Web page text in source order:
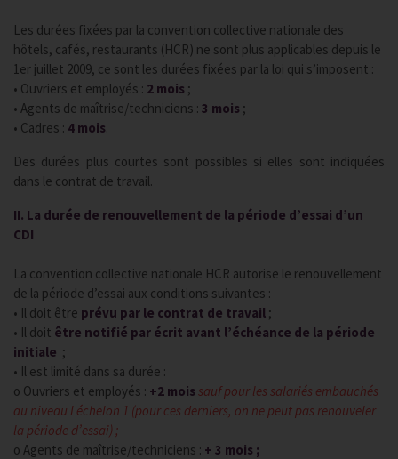
Les durées fixées par la convention collective nationale des
hôtels, cafés, restaurants (HCR) ne sont plus applicables depuis le
1er juillet 2009, ce sont les durées fixées par la loi qui s’imposent :
• Ouvriers et employés : 2 mois ;
• Agents de maîtrise/techniciens : 3 mois ;
• Cadres : 4 mois.
Des durées plus courtes sont possibles si elles sont indiquées
dans le contrat de travail.
II. La durée de renouvellement de la période d’essai d’un
CDI
La convention collective nationale HCR autorise le renouvellement
de la période d’essai aux conditions suivantes :
• Il doit être prévu par le contrat de travail ;
• Il doit être notifié par écrit avant l’échéance de la période
initiale ;
• Il est limité dans sa durée :
o Ouvriers et employés : +2 mois sauf pour les salariés embauchés
au niveau I échelon 1 (pour ces derniers, on ne peut pas renouveler
la période d’essai) ;
o Agents de maîtrise/techniciens : + 3 mois ;